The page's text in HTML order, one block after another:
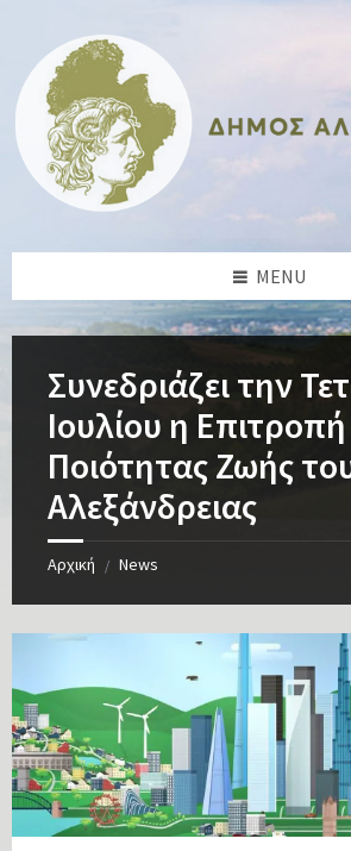
content
sidebar
sidebar
footer
MENU
Συνεδριάζει την
Ιουλίου η Επιτροπή
Ποιότητας Ζωής
Αλεξάνδρειας
Αρχική / News